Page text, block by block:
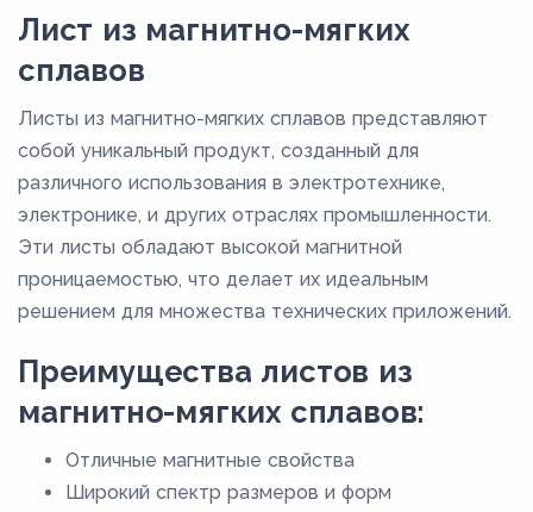
Лист из магнитно-мягких
сплавов
Листы из магнитно-мягких сплавов представляют
собой уникальный продукт, созданный для
различного использования в электротехнике,
электронике, и других отраслях промышленности.
Эти листы обладают высокой магнитной
проницаемостью, что делает их идеальным
решением для множества технических приложений.
Преимущества листов из
магнитно-мягких сплавов:
Отличные магнитные свойства
Широкий спектр размеров и форм